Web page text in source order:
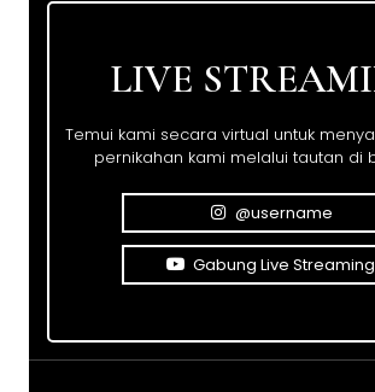
LIVE
Temui kami secara virtual untuk
pernikahan kami melalui tautan di
@username
Gabung Live Streaming